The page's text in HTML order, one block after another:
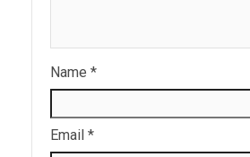
Name *
Email *